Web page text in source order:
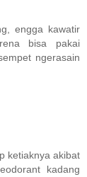
engga kawatir
bisa pakai
ngerasain
ketiaknya akibat
kadang